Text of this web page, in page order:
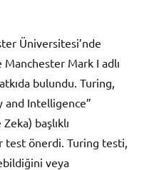
Üniversitesi’nde
Mark I adlı
bulundu. Turing,
and Intelligence”
başlıklı
test önerdi. Turing testi,
veya